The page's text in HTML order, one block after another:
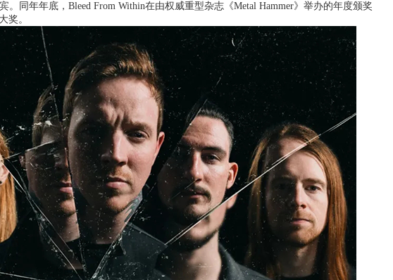
。同年年底，Bleed From Within在由权威重型杂志《Metal Hammer》举办的年度颁奖
奖。